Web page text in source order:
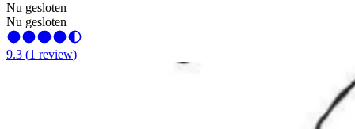
Nu gesloten
Nu gesloten
9.3 (1 review)